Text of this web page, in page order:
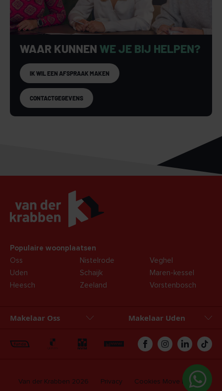
WAAR KUNNEN WE JE BIJ HELPEN?
IK WIL EEN AFSPRAAK MAKEN
CONTACTGEGEVENS
Populaire woonplaatsen
Oss
Uden
Heesch
Nistelrode
Schaijk
Zeeland
Veghel
Maren-kessel
Vorstenbosch
Makelaar Oss Makelaar Uden
Van der Krabben 2026 Privacy Cookies Move login
Oss Uden Zakelijk Hypotheken